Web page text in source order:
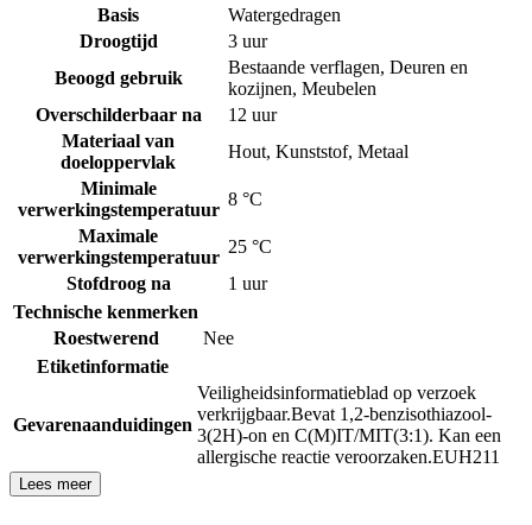
Basis
Watergedragen
Droogtijd
3 uur
Beoogd gebruik
Bestaande verflagen, Deuren en
kozijnen, Meubelen
Overschilderbaar na
12 uur
Materiaal van
doeloppervlak
Hout, Kunststof, Metaal
Minimale
verwerkingstemperatuur
8 °C
Maximale
verwerkingstemperatuur
25 °C
Stofdroog na
1 uur
Technische kenmerken
Roestwerend
Nee
Etiketinformatie
Gevarenaanduidingen
Veiligheidsinformatieblad op verzoek
verkrijgbaar.Bevat 1,2-benzisothiazool-
3(2H)-on en C(M)IT/MIT(3:1). Kan een
allergische reactie veroorzaken.EUH211
Lees meer